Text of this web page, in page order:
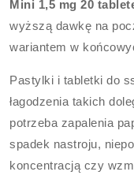
Mini 1,5 mg 20
wyższą dawkę na
wariantem w
Pastylki i tabletki do
łagodzenia takich
potrzeba zapalenia
spadek nastroju,
koncentracją czy